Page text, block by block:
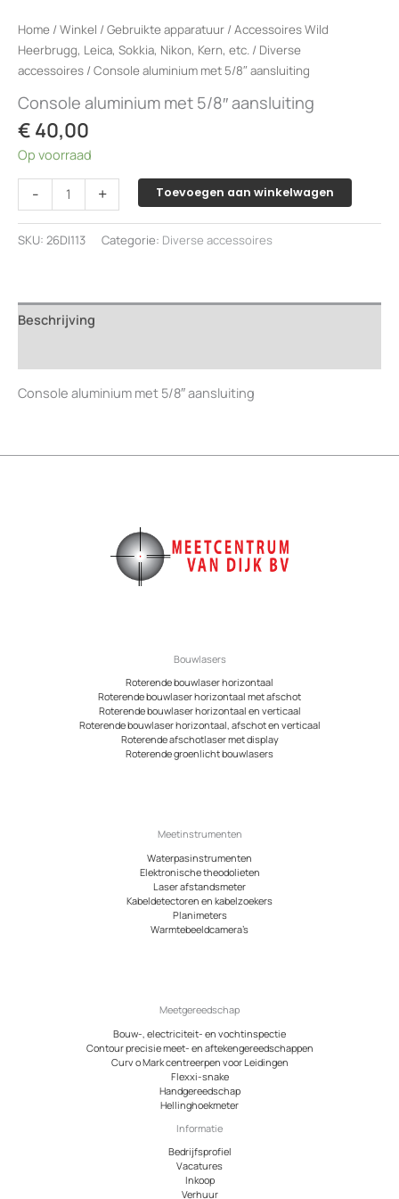
Home /Winkel /Gebruikte apparatuur /Accessoires Wild
Heerbrugg, Leica, Sokkia, Nikon, Kern, etc. / Diverse
accessoires / Console aluminium met 5/8″ aansluiting
Console aluminium met 5/8″ aansluiting
€ 40,00
Op voorraad
-
Console
aluminium
met
5/8"
+ Toevoegen aan winkelwagen
SKU: 26DI113 Categorie: Diverse accessoires
Beschrijving
Console aluminium met 5/8″ aansluiting
Bouwlasers
Roterende bouwlaser horizontaal
Roterende bouwlaser horizontaal met afschot
Roterende bouwlaser horizontaal en verticaal
Roterende bouwlaser horizontaal, afschot en verticaal
Roterende afschotlaser met display
Roterende groenlicht bouwlasers
Meetinstrumenten
Waterpasinstrumenten
Elektronische theodolieten
Laser afstandsmeter
Kabeldetectoren en kabelzoekers
Planimeters
Warmtebeeldcamera’s
Meetgereedschap
Bouw-, electriciteit- en vochtinspectie
Contour precisie meet- en aftekengereedschappen
Curv o Mark centreerpen voor Leidingen
Flexxi-snake
Handgereedschap
Hellinghoekmeter
Informatie
Bedrijfsprofiel
Vacatures
Inkoop
Verhuur